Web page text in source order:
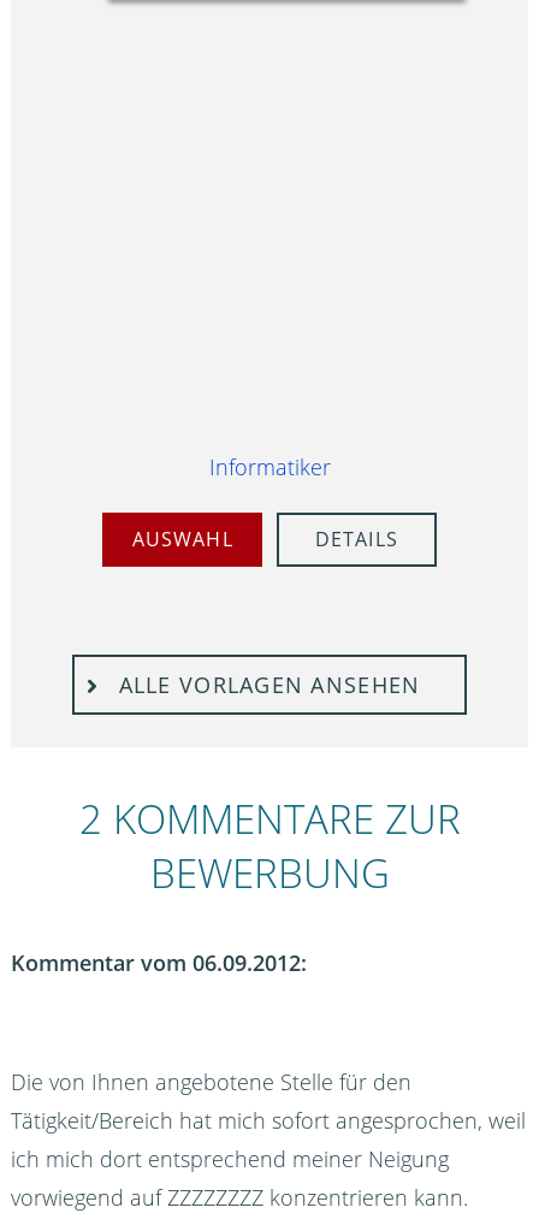
Informatiker
AUSWAHL DETAILS
ALLE VORLAGEN ANSEHEN
2 KOMMENTARE ZUR
BEWERBUNG
Kommentar vom 06.09.2012:
Die von Ihnen angebotene Stelle für den
Tätigkeit/Bereich hat mich sofort angesprochen, weil
ich mich dort entsprechend meiner Neigung
vorwiegend auf ZZZZZZZZ konzentrieren kann.